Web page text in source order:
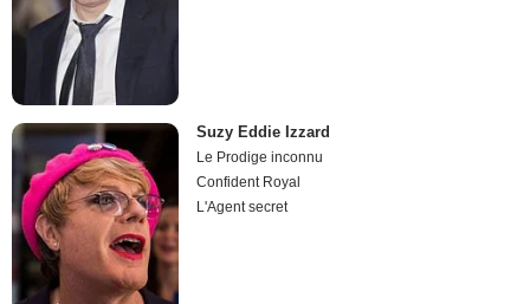
Suzy Eddie Izzard
Le Prodige inconnu
Confident Royal
L'Agent secret